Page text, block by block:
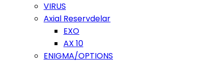
VIRUS
Axial Reservdelar
EXO
AX 10
ENIGMA/OPTIONS